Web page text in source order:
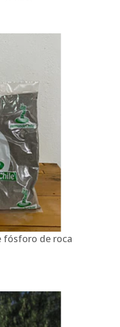
fósforo de roca